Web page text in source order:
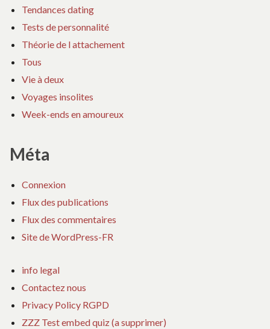
Tendances dating
Tests de personnalité
Théorie de l attachement
Tous
Vie à deux
Voyages insolites
Week-ends en amoureux
Méta
Connexion
Flux des publications
Flux des commentaires
Site de WordPress-FR
info legal
Contactez nous
Privacy Policy RGPD
ZZZ Test embed quiz (a supprimer)